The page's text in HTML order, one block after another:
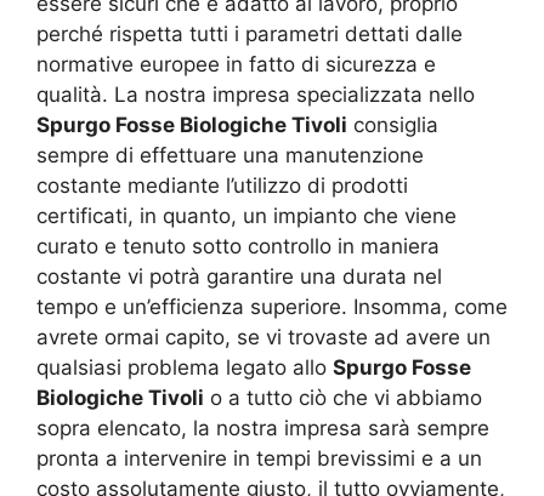
perché rispetta tutti i parametri dettati dalle
normative europee in fatto di sicurezza e
qualità. La nostra impresa specializzata nello
Spurgo Fosse Biologiche Tivoli consiglia
sempre di effettuare una manutenzione
costante mediante l’utilizzo di prodotti
certificati, in quanto, un impianto che viene
curato e tenuto sotto controllo in maniera
costante vi potrà garantire una durata nel
tempo e un’efficienza superiore. Insomma, come
avrete ormai capito, se vi trovaste ad avere un
qualsiasi problema legato allo Spurgo Fosse
Biologiche Tivoli o a tutto ciò che vi abbiamo
sopra elencato, la nostra impresa sarà sempre
pronta a intervenire in tempi brevissimi e a un
costo assolutamente giusto, il tutto ovviamente,